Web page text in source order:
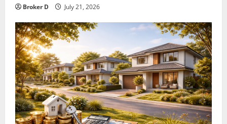
Broker D July 21, 2026